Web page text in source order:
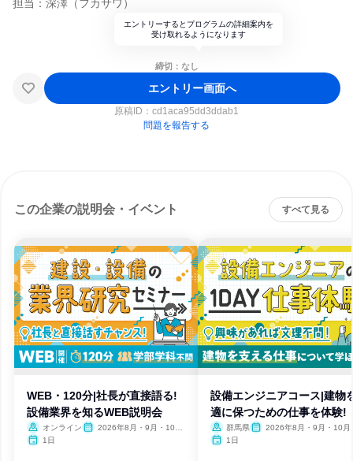
担当：深澤（フカサワ）
エントリーするとプログラムの詳細案内を
受け取れるようになります
締切：なし
エントリー画面へ
原稿ID： cd1aca95dd3ddab1
問題を報告する
この企業の説明会・イベント すべて見る
WEB・120分|社長が直接語る!
設備業界を知るWEB説明会
オンライン
2026年8月・9月・10
1日
設備エンジニアコース|建物
適に保つための仕事を体験!
群馬県
2026年8月・9月・10月
1日